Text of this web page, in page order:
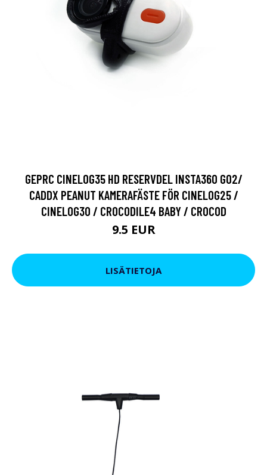
GEPRC CINELOG35 HD RESERVDEL INSTA360 GO2/
CADDX PEANUT KAMERAFÄSTE FÖR CINELOG25 /
CINELOG30 / CROCODILE4 BABY / CROCOD
9.5 EUR
LISÄTIETOJA